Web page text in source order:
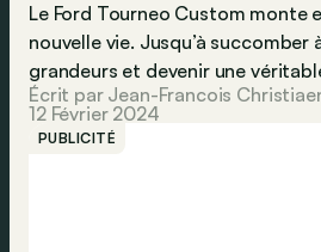
Le Ford Tourneo Custom monte
nouvelle vie. Jusqu’à succomber
grandeurs et devenir une
Écrit par Jean-Francois
12 Février 2024
PUBLICITÉ